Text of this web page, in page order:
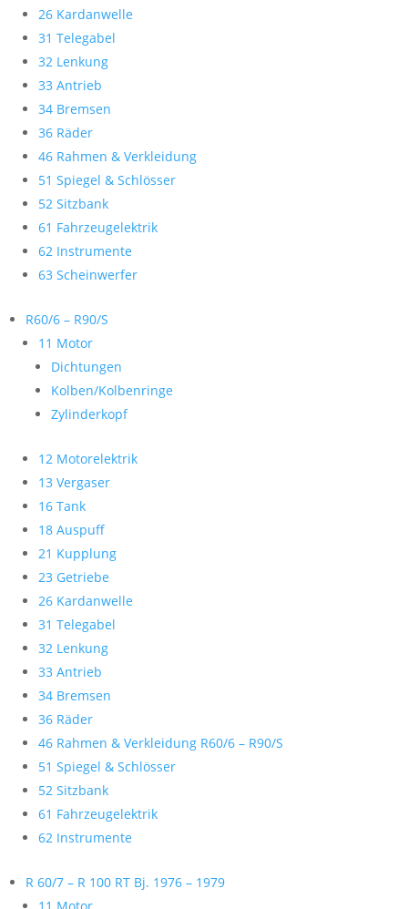
26 Kardanwelle
31 Telegabel
32 Lenkung
33 Antrieb
34 Bremsen
36 Räder
46 Rahmen & Verkleidung
51 Spiegel & Schlösser
52 Sitzbank
61 Fahrzeugelektrik
62 Instrumente
63 Scheinwerfer
R60/6 – R90/S
11 Motor
Dichtungen
Kolben/Kolbenringe
Zylinderkopf
12 Motorelektrik
13 Vergaser
16 Tank
18 Auspuff
21 Kupplung
23 Getriebe
26 Kardanwelle
31 Telegabel
32 Lenkung
33 Antrieb
34 Bremsen
36 Räder
46 Rahmen & Verkleidung R60/6 – R90/S
51 Spiegel & Schlösser
52 Sitzbank
61 Fahrzeugelektrik
62 Instrumente
R 60/7 – R 100 RT Bj. 1976 – 1979